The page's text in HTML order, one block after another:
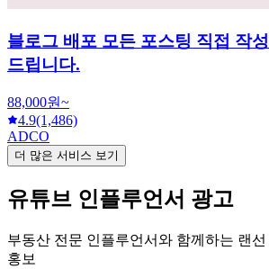
블로그 배포 모든 포스팅 직접 작
드립니다.
88,000원~
4.9(1,486)
ADCO
더 많은 서비스 보기
유튜브 인플루언서 광고
부동산 전문 인플루언서와 함께하는 랜
홍보